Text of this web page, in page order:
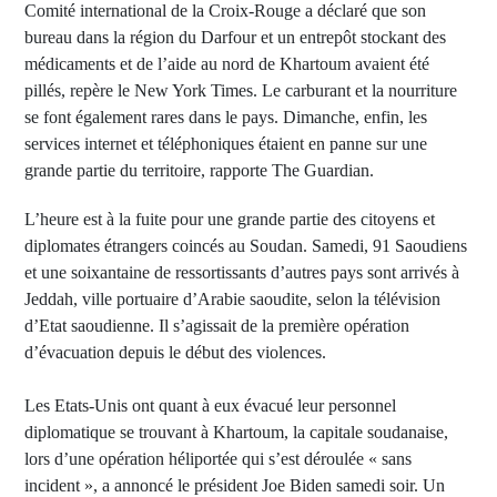
Comité international de la Croix-Rouge a déclaré que son
bureau dans la région du Darfour et un entrepôt stockant des
médicaments et de l’aide au nord de Khartoum avaient été
pillés, repère le New York Times. Le carburant et la nourriture
se font également rares dans le pays. Dimanche, enfin, les
services internet et téléphoniques étaient en panne sur une
grande partie du territoire, rapporte The Guardian.
L’heure est à la fuite pour une grande partie des citoyens et
diplomates étrangers coincés au Soudan. Samedi, 91 Saoudiens
et une soixantaine de ressortissants d’autres pays sont arrivés à
Jeddah, ville portuaire d’Arabie saoudite, selon la télévision
d’Etat saoudienne. Il s’agissait de la première opération
d’évacuation depuis le début des violences.
Les Etats-Unis ont quant à eux évacué leur personnel
diplomatique se trouvant à Khartoum, la capitale soudanaise,
lors d’une opération héliportée qui s’est déroulée « sans
incident », a annoncé le président Joe Biden samedi soir. Un